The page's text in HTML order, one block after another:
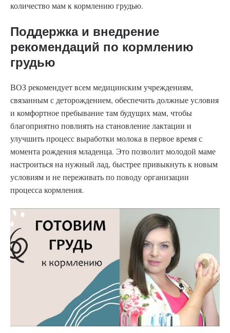
количество мам к кормлению грудью.
Поддержка и внедрение
рекомендаций по кормлению
грудью
ВОЗ рекомендует всем медицинским учреждениям,
связанным с деторождением, обеспечить должные условия
и комфортное пребывание там будущих мам, чтобы
благоприятно повлиять на становление лактации и
улучшить процесс выработки молока в первое время с
момента рождения младенца. Это позволит молодой маме
настроиться на нужный лад, быстрее привыкнуть к новым
условиям и не переживать по поводу организации
процесса кормления.